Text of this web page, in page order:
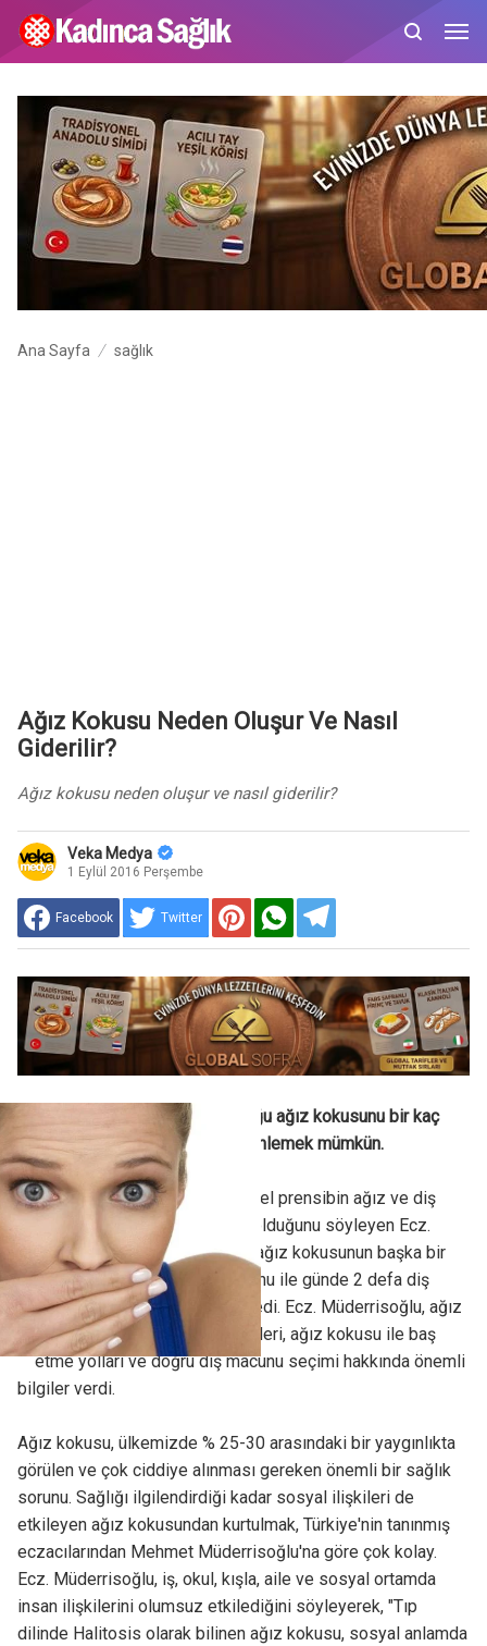
Ana Sayfa sağlık
Ağız Kokusu Neden Oluşur Ve Nasıl
Giderilir?
Ağız kokusu neden oluşur ve nasıl giderilir?
Veka Medya
1 Eylül 2016 Perşembe
Facebook Twitter
Çevredekilerin şikayetçi olduğu ağız kokusunu bir kaç
basit tedbir ve uygulama ile önlemek mümkün.
Ağız kokusunu önlemede temel prensibin ağız ve diş
temizliğinin doğru yapılması olduğunu söyleyen Ecz.
Mehmet Müderrisoğlu, "Eğer ağız kokusunun başka bir
sebebi yoksa doğru diş macunu ile günde 2 defa diş
fırçalamak yeterli olacaktır" dedi. Ecz. Müderrisoğlu, ağız
hijyeni, ağız kokusunun nedenleri, ağız kokusu ile baş
etme yolları ve doğru diş macunu seçimi hakkında önemli
bilgiler verdi.
Ağız kokusu, ülkemizde % 25-30 arasındaki bir yaygınlıkta
görülen ve çok ciddiye alınması gereken önemli bir sağlık
sorunu. Sağlığı ilgilendirdiği kadar sosyal ilişkileri de
etkileyen ağız kokusundan kurtulmak, Türkiye'nin tanınmış
eczacılarından Mehmet Müderrisoğlu'na göre çok kolay.
Ecz. Müderrisoğlu, iş, okul, kışla, aile ve sosyal ortamda
insan ilişkilerini olumsuz etkilediğini söyleyerek, "Tıp
dilinde Halitosis olarak bilinen ağız kokusu, sosyal anlamda